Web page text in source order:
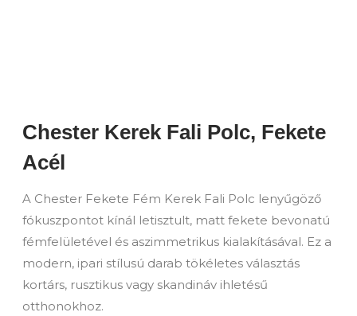
Chester Kerek Fali Polc, Fekete
Acél
A Chester Fekete Fém Kerek Fali Polc lenyűgöző
fókuszpontot kínál letisztult, matt fekete bevonatú
fémfelületével és aszimmetrikus kialakításával. Ez a
modern, ipari stílusú darab tökéletes választás
kortárs, rusztikus vagy skandináv ihletésű
otthonokhoz.